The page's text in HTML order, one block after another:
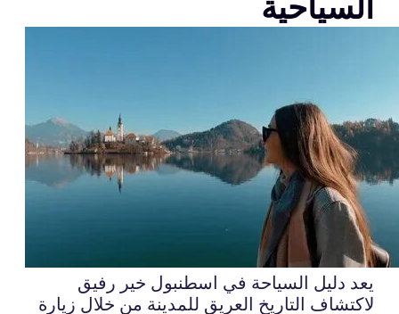
يعد دليل السياحة في اسطنبول خير رفيق
لاكتشاف التاريخ العريق للمدينة من خلال زيارة